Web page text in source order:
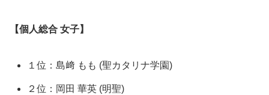
【個人総合 女子】
１位：島﨑 もも (聖カタリナ学園)
２位：岡田 華英 (明聖)